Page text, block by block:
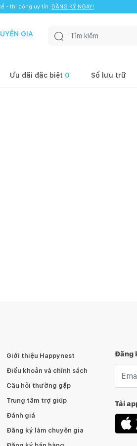
- thi công uy tín. ĐĂNG KÝ NGAY!
GIA
Ưu đãi đặc biệt 0 Sổ lưu trữ
Giới thiệu Happynest
Điều khoản và chính sách
Câu hỏi thường gặp
Trung tâm trợ giúp
Đánh giá
Đăng ký làm chuyên gia
Đăng
Tải